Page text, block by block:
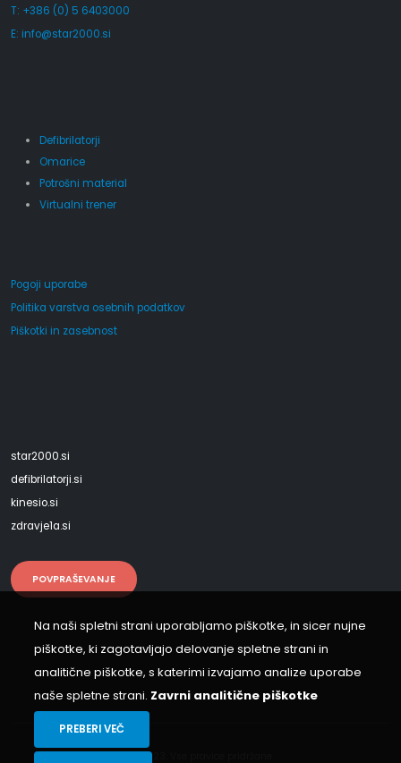
Na naši spletni strani uporabljamo piškotke, in sicer nujne
piškotke, ki zagotavljajo delovanje spletne strani in
analitične piškotke, s katerimi izvajamo analize uporabe
naše spletne strani. Zavrni analitične piškotke
PREBERI VEČ
T: +386 (0) 5 6403000
E: info@star2000.si
Defibrilatorji
Omarice
Potrošni material
Virtualni trener
Pogoji uporabe
Politika varstva osebnih podatkov
Piškotki in zasebnost
star2000.si
defibrilatorji.si
kinesio.si
zdravje1a.si
POVPRAŠEVANJE
© 2023. Vse pravice pridržane